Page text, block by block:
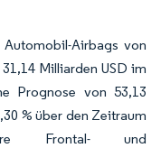
Airbags von
Milliarden USD im
Prognose von 53,13
% über den Zeitraum
Frontal- und